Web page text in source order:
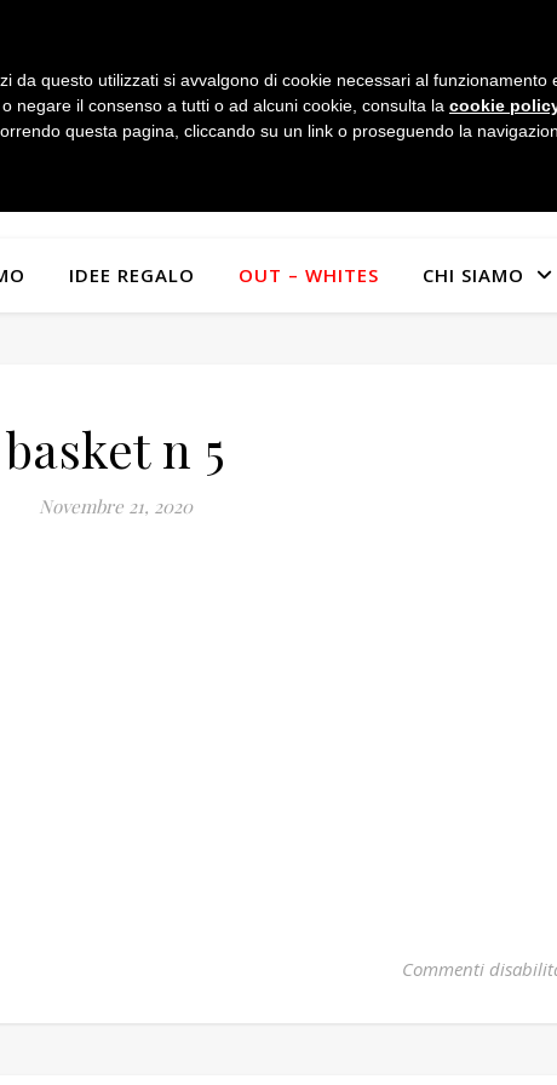
IDEE REGALO OUT – WHITES CHI SIAMO
basket n 5
Novembre 21, 2020
Commenti
da questo utilizzati si avvalgono di cookie necessari al funzionamento
negare il consenso a tutti o ad alcuni cookie, consulta la cookie
questa pagina, cliccando su un link o proseguendo la